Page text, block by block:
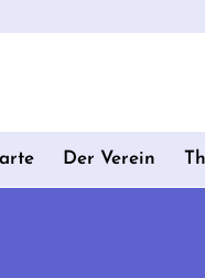
Der Verein